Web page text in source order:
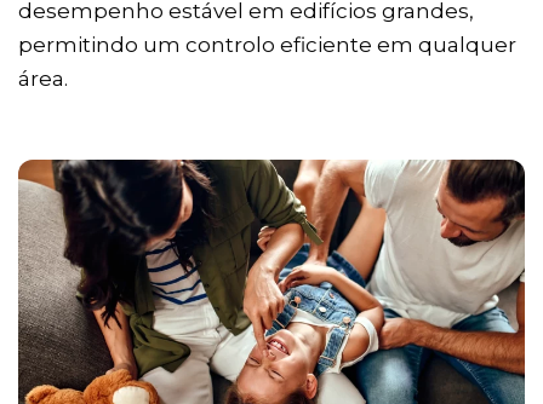
desempenho estável em edifícios grandes,
permitindo um controlo eficiente em qualquer
área.